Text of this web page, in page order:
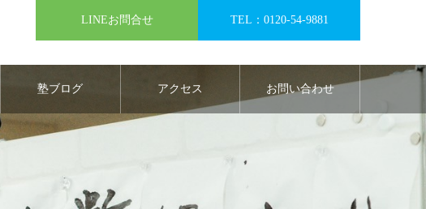
LINEお問合せ TEL：0120-54-9881
塾ブログ アクセス お問い合わせ